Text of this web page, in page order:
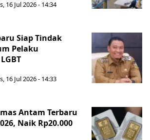
16 Jul 2026 - 14:34
Siap Tindak
Pelaku
16 Jul 2026 - 14:33
Antam Terbaru
Naik Rp20.000